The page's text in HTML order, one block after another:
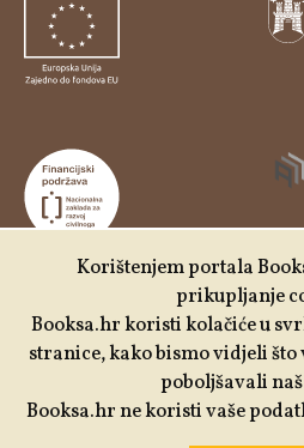
Udruga Kulturtreger je korisnik
Nacionalne zaklade za razvoj
stabilizaciju i/ili razvoj udruge u
društvenog razvoja.
Korištenjem portala
prikupljanje
Booksa.hr koristi kolačiće u
stranice, kako bismo vidjeli
poboljšavali
Booksa.hr ne koristi vaše